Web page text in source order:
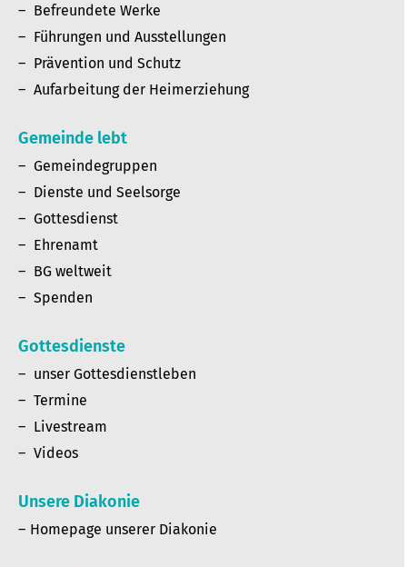
Befreundete Werke
Führungen und Ausstellungen
Prävention und Schutz
Aufarbeitung der Heimerziehung
Gemeinde lebt
Gemeindegruppen
Dienste und Seelsorge
Gottesdienst
Ehrenamt
BG weltweit
Spenden
Gottesdienste
unser Gottesdienstleben
Termine
Livestream
Videos
Unsere Diakonie
Homepage unserer Diakonie